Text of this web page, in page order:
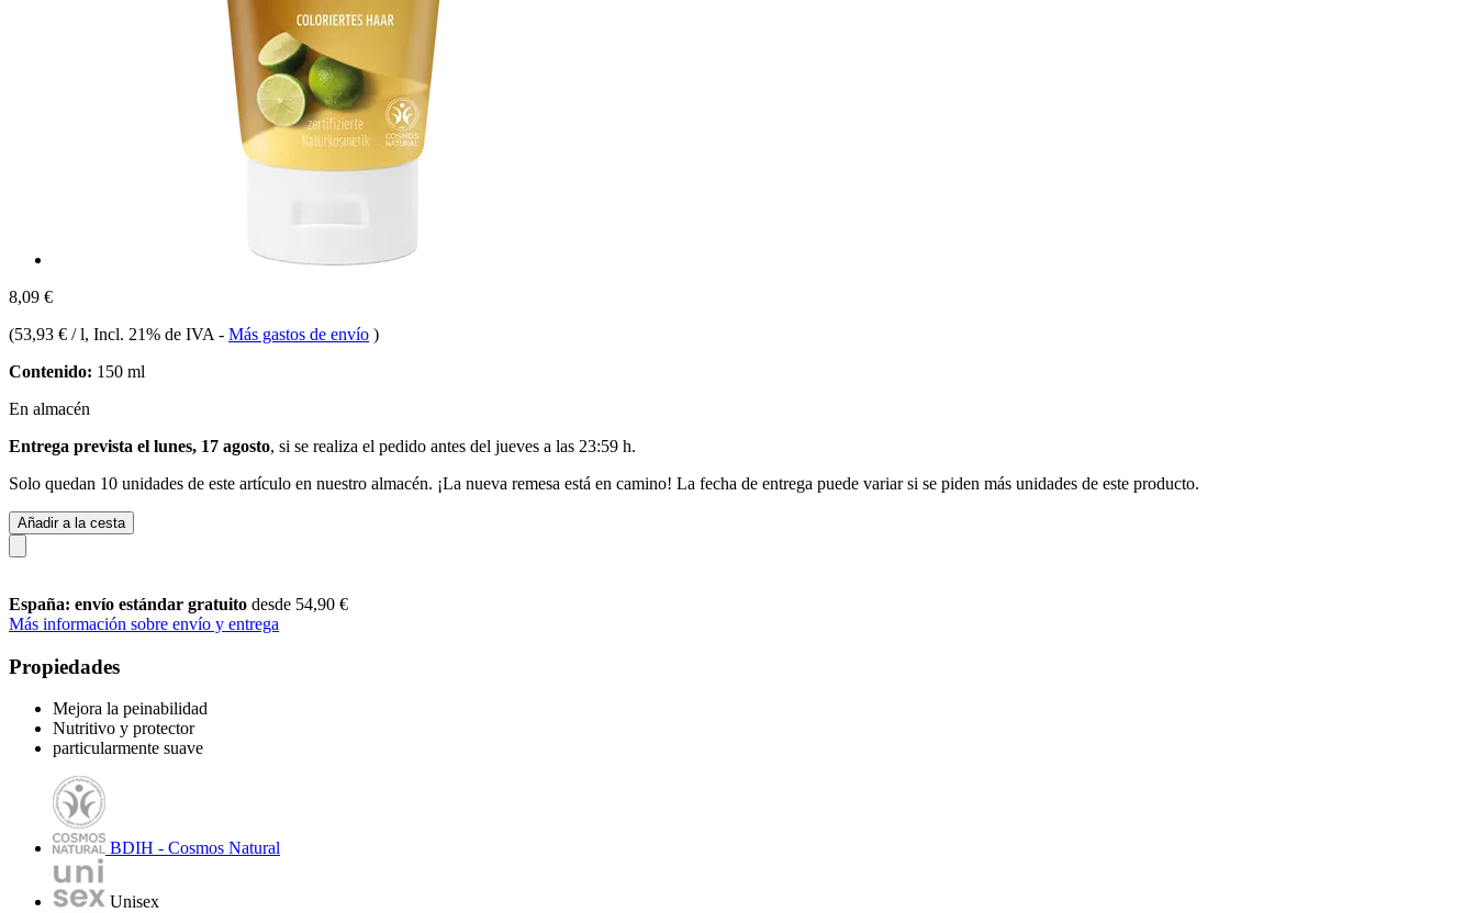
8,09 €
(53,93 € / l, Incl. 21% de IVA - Más gastos de envío )
Contenido: 150 ml
En almacén
Entrega prevista el lunes, 17 agosto, si se realiza el pedido antes del jueves a las 23:59 h.
Solo quedan 10 unidades de este artículo en nuestro almacén. ¡La nueva remesa está en camino! La fecha de entrega puede variar si se piden más unidades de este producto.
Añadir a la cesta
España: envío estándar gratuito desde 54,90 €
Más información sobre envío y entrega
Propiedades
Mejora la peinabilidad
Nutritivo y protector
particularmente suave
BDIH - Cosmos Natural
Unisex